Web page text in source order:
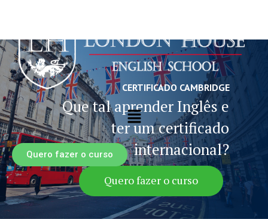
Quero fazer o curso
CERTIFICADO CAMBRIDGE
Que tal aprender Inglês e
ter um certificado
internacional?
Quero fazer o curso